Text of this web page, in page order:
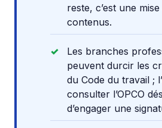
reste, c’est une
contenus.
Les branches
peuvent durcir les
du Code du travail ;
consulter l’OPCO
d’engager une